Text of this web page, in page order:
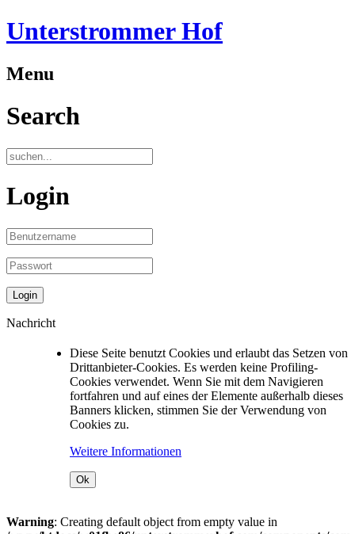
Unterstrommer Hof
Menu
Search
Login
Nachricht
Diese Seite benutzt Cookies und erlaubt das Setzen von
Drittanbieter-Cookies. Es werden keine Profiling-
Cookies verwendet. Wenn Sie mit dem Navigieren
fortfahren und auf eines der Elemente außerhalb dieses
Banners klicken, stimmen Sie der Verwendung von
Cookies zu.
Weitere Informationen
Ok
Warning: Creating default object from empty value in